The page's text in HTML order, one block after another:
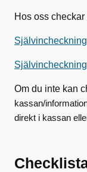
Hos oss
Självincheckning
Om du inte kan
kassan/
direkt i kassan